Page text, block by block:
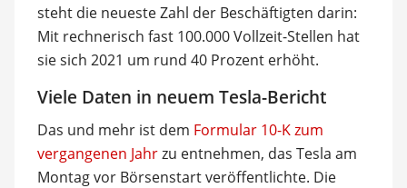
steht die neueste Zahl der Beschäftigten darin:
Mit rechnerisch fast 100.000 Vollzeit-Stellen hat
sie sich 2021 um rund 40 Prozent erhöht.
Viele Daten in neuem Tesla-Bericht
Das und mehr ist dem Formular 10-K zum
vergangenen Jahrzu entnehmen, das Tesla am
Montag vor Börsenstart veröffentlichte. Die